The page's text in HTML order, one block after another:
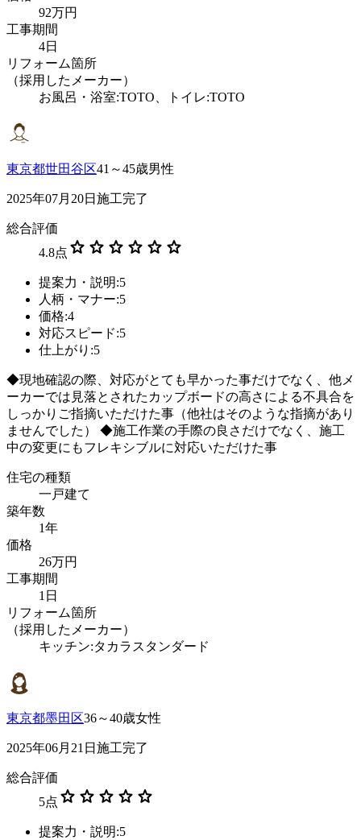
92万円
工事期間
4日
リフォーム箇所
（採用したメーカー）
お風呂・浴室:TOTO、トイレ:TOTO
東京都世田谷区41～45歳男性
2025年07月20日施工完了
総合評価
4.8点 star star star star star star
提案力・説明:5
人柄・マナー:5
価格:4
対応スピード:5
仕上がり:5
◆現地確認の際、対応がとても早かった事だけでなく、他メ
ーカーでは見落とされたカップボードの高さによる不具合を
しっかりご指摘いただけた事（他社はそのような指摘があり
ませんでした） ◆施工作業の手際の良さだけでなく、施工
中の変更にもフレキシブルに対応いただけた事
住宅の種類
一戸建て
築年数
1年
価格
26万円
工事期間
1日
リフォーム箇所
（採用したメーカー）
キッチン:タカラスタンダード
東京都墨田区36～40歳女性
2025年06月21日施工完了
総合評価
5点 star star star star star
提案力・説明:5